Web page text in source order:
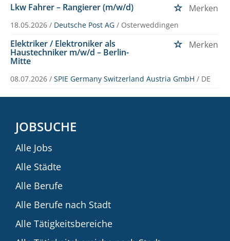
Lkw Fahrer – Rangierer (m/w/d) Merken
18.05.2026 / Deutsche Post AG / Osterweddingen
Elektriker / Elektroniker als
Haustechniker m/w/d – Berlin-
Mitte
Merken
08.07.2026 / SPIE Germany Switzerland Austria GmbH / DE
JOBSUCHE
Alle Jobs
Alle Städte
Alle Berufe
Alle Berufe nach Stadt
Alle Tätigkeitsbereiche